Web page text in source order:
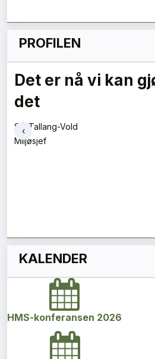
PROFILEN
Gründeren som
andre
Christian Scheen
Rekrutteringssjef
‹
KALENDER
HMS-konferansen 2026